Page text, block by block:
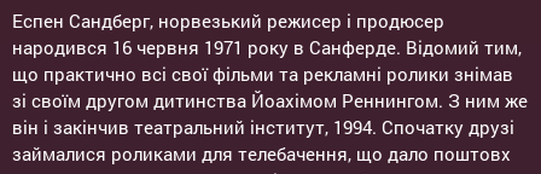
Еспен Сандберг, норвезький режисер і продюсер
народився 16 червня 1971 року в Санферде. Відомий тим,
що практично всі свої фільми та рекламні ролики знімав
зі своїм другом дитинства Йоахімом Реннингом. З ним же
він і закінчив театральний інститут, 1994. Спочатку друзі
займалися роликами для телебачення, що дало поштовх